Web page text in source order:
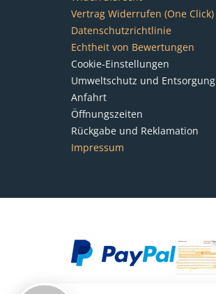
Vertrag Widerrufen (One Click)
Datenschutzrichtlinie
Echtheit von Bewertungen
Cookie-Einstellungen
Umweltschutz und Entsorgung
Anfahrt
Öffnungszeiten
Rückgabe und Reklamation
Impressum